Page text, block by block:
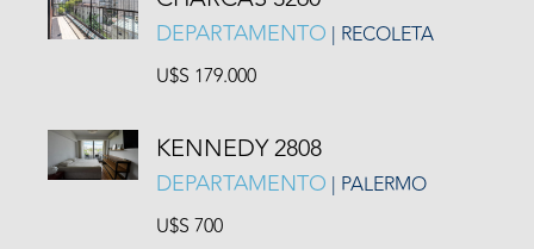
DEPARTAMENTO | RECOLETA
U$S 179.000
KENNEDY 2808
DEPARTAMENTO | PALERMO
U$S 700